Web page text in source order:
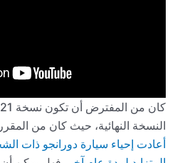
النسخة النهائية، حيث كان من
أعادت إحياء سيارة دورانجو ذات